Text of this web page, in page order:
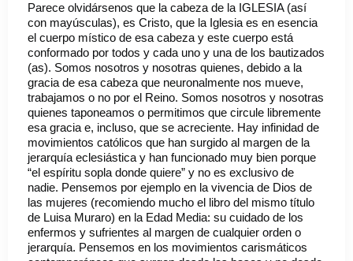
Parece olvidársenos que la cabeza de la IGLESIA (así
con mayúsculas), es Cristo, que la Iglesia es en esencia
el cuerpo místico de esa cabeza y este cuerpo está
conformado por todos y cada uno y una de los bautizados
(as). Somos nosotros y nosotras quienes, debido a la
gracia de esa cabeza que neuronalmente nos mueve,
trabajamos o no por el Reino. Somos nosotros y nosotras
quienes taponeamos o permitimos que circule libremente
esa gracia e, incluso, que se acreciente. Hay infinidad de
movimientos católicos que han surgido al margen de la
jerarquía eclesiástica y han funcionado muy bien porque
“el espíritu sopla donde quiere” y no es exclusivo de
nadie. Pensemos por ejemplo en la vivencia de Dios de
las mujeres (recomiendo mucho el libro del mismo título
de Luisa Muraro) en la Edad Media: su cuidado de los
enfermos y sufrientes al margen de cualquier orden o
jerarquía. Pensemos en los movimientos carismáticos